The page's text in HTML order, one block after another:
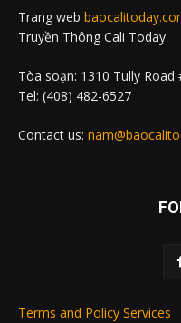
Trang web
Truyền Thông Cali Today
Tòa soạn: 1310 Tully Road
Tel: (408) 482-6527
Contact us:
Terms and Policy Services